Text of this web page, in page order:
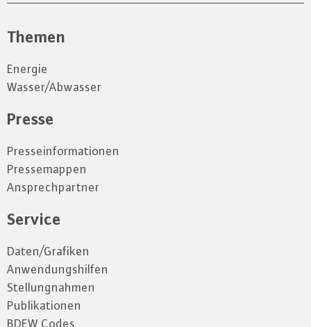
Themen
Energie
Wasser/Abwasser
Presse
Presseinformationen
Pressemappen
Ansprechpartner
Service
Daten/Grafiken
Anwendungshilfen
Stellungnahmen
Publikationen
BDEW Codes